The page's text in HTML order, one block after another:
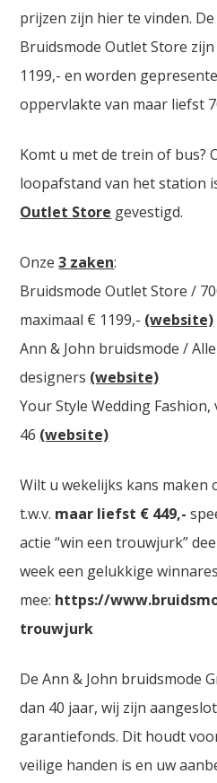
prijzen zijn hier te vinden.
Bruidsmode Outlet Store
1199,- en worden
oppervlakte van maar liefst
Komt u met de trein of bus?
loopafstand van het station
Outlet Store gevestigd.
Onze3 zaken:
Bruidsmode Outlet Store /
maximaal € 1199,- (website)
Ann & John bruidsmode /
designers (website)
Your Style Wedding
46 (website)
Wilt u wekelijks kans maken
t.w.v. maar liefst € 449,-
actie “win een trouwjurk”
week een gelukkige
mee: https://
trouwjurk
De Ann & John bruidsmode
dan 40 jaar, wij zijn
garantiefonds. Dit houdt
veilige handen is en uw